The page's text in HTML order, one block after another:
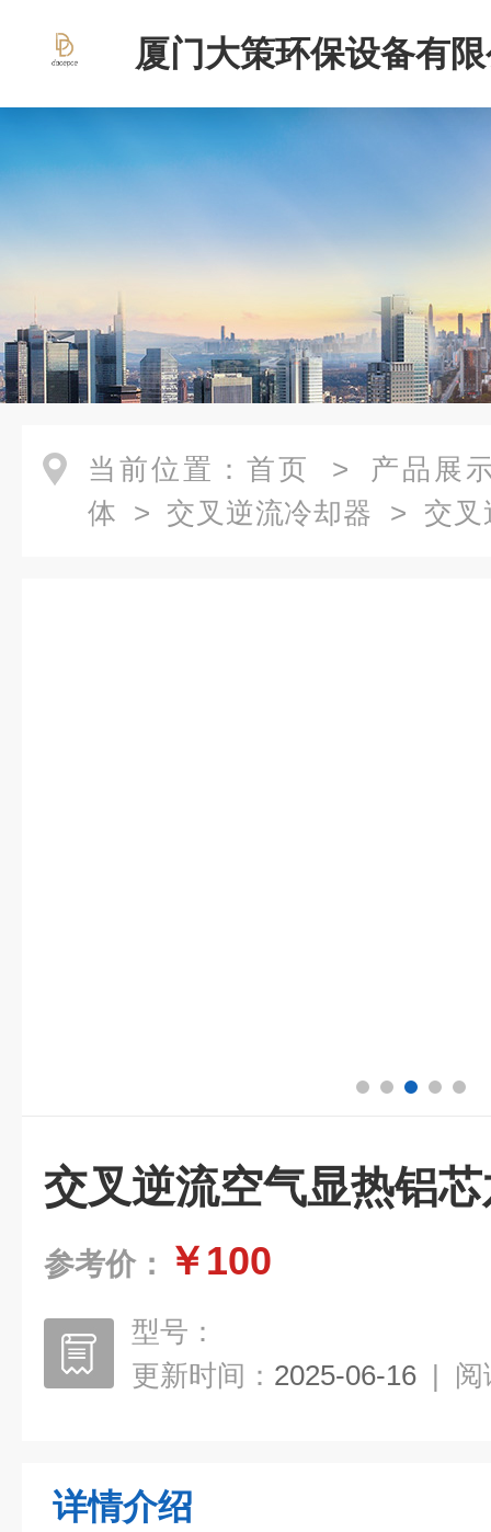
厦门大策环保设备有
当前位置： 首页 > 产品展
体 > 交叉逆流冷却器 > 交叉
交叉逆流空气显热铝
参考价： ￥100
型号：
更新时间： 2025-06-16 | 阅
详情介绍